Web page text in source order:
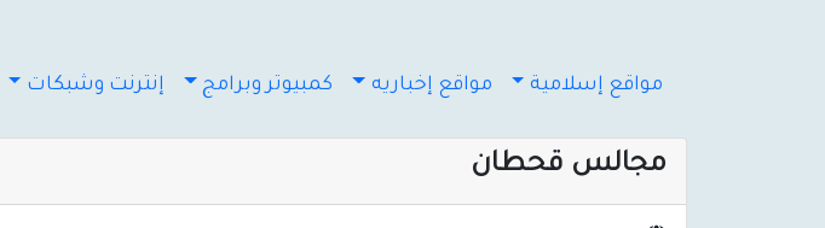
مواقع إسلامية مواقع إخباريه كمبيوتر وبرامج إنترنت وشبكات
مجالس قحطان